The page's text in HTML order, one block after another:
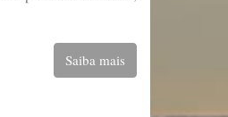
Saiba mais